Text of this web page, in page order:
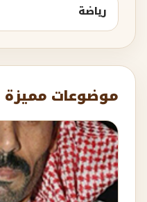
رياضة
موضوعات مميزة